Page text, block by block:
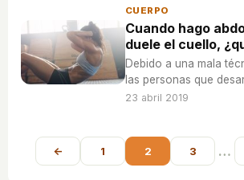
CUERPO
Cuando hago
duele el cuello,
Debido a una mala
las personas que
dolores que pueden
23 abril 2019
← 1 2 3 …